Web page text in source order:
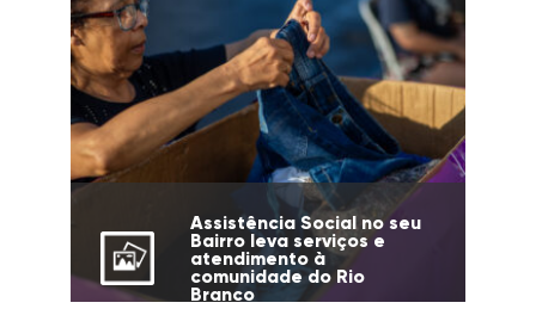
Assistência Social no seu
Bairro leva serviços e
atendimento à
comunidade do Rio
Branco